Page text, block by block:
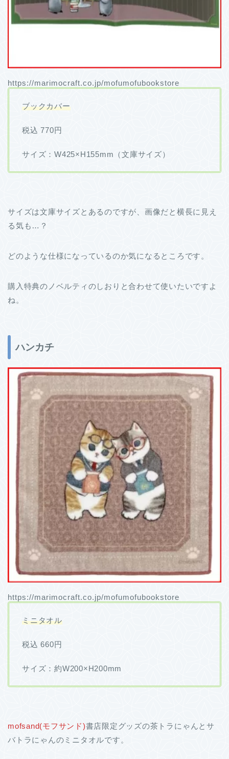
https://marimocraft.co.jp/mofumofubookstore
ブックカバー
税込 770円
サイズ：W425×H155mm（文庫サイズ）
サイズは文庫サイズとあるのですが、画像だと横長に見え
る気も…？
どのような仕様になっているのか気になるところです。
購入特典のノベルティのしおりと合わせて使いたいですよ
ね。
ハンカチ
https://marimocraft.co.jp/mofumofubookstore
ミニタオル
税込 660円
サイズ：約W200×H200mm
mofsand(モフサンド)書店限定グッズの茶トラにゃんとサ
バトラにゃんのミニタオルです。